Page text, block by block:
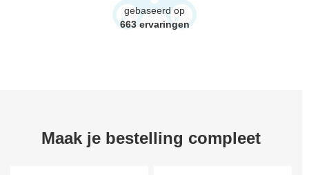
gebaseerd op
663 ervaringen
Maak je bestelling compleet